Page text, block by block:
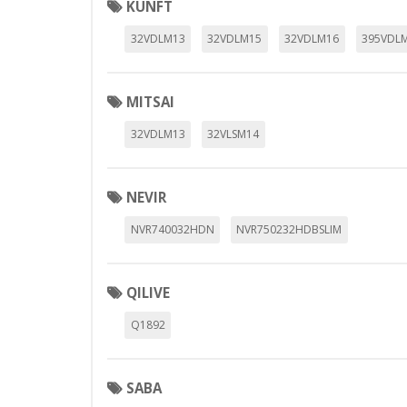
KUNFT
32VDLM13 32VDLM15 32VDLM16
MITSAI
32VDLM13 32VLSM14
NEVIR
NVR740032HDN NVR750232HDBSLIM
QILIVE
Q1892
SABA
personal, sino que se basan